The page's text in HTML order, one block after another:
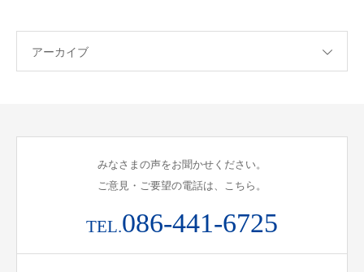
アーカイブ
みなさまの声をお聞かせください。
ご意見・ご要望の電話は、こちら。
TEL.086-441-6725